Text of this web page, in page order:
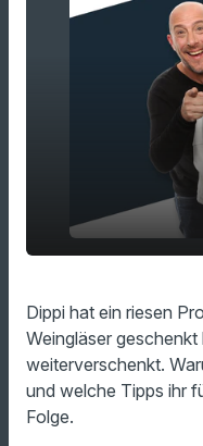
play_arrow
00:00
Dippi hat ein riesen
Weingläser
weiterverschenkt.
und welche Tipps ihr
Folge.